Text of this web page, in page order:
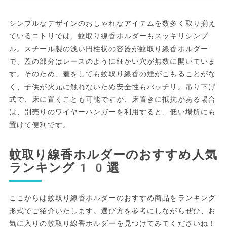
シンプルなデザインのおしゃれなアイテムを数多く取り揃え
ているニトリでは、蚊取り線香ホルダーもスッキリシンプ
ル。スチール製の浅い円柱状の容器が蚊取り線香ホルダー
で、蓋の部分はレースのように細かい穴が無数に開いていま
す。そのため、蓋をしても蚊取り線香の煙がこもることがな
く、子供が火元に触れないため安全性もバッチリ。吊り下げ
式で、床に置くことも可能ですが、床置きに抵抗がある場合
は、別売りのワイヤーハンガーを利用すると、低い場所にも
置けて便利です。
蚊取り線香ホルダーのおすすめ人気
ランキング10選
ここからは蚊取り線香ホルダーのおすすめ商品をランキング
形式でご紹介いたします。選び方を参考にしながらぜひ、お
気に入りの蚊取り線香ホルダーを見つけてみてくださいね！